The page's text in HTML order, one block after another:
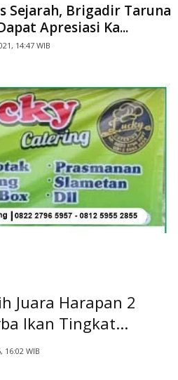
Sejarah, Brigadir Taruna
Apresiasi Ka...
14:47 WIB
Juara Harapan 2
Ikan Tingkat...
16:02 WIB